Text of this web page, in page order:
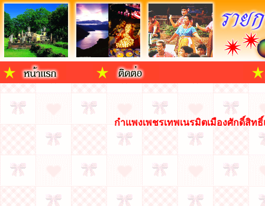
กำแพงเพชรเทพเนรมิตเมืองศักดิ์สิท